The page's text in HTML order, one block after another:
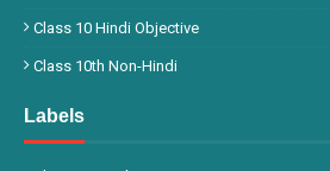
Class 10 Hindi Objective
Class 10th Non-Hindi
Labels